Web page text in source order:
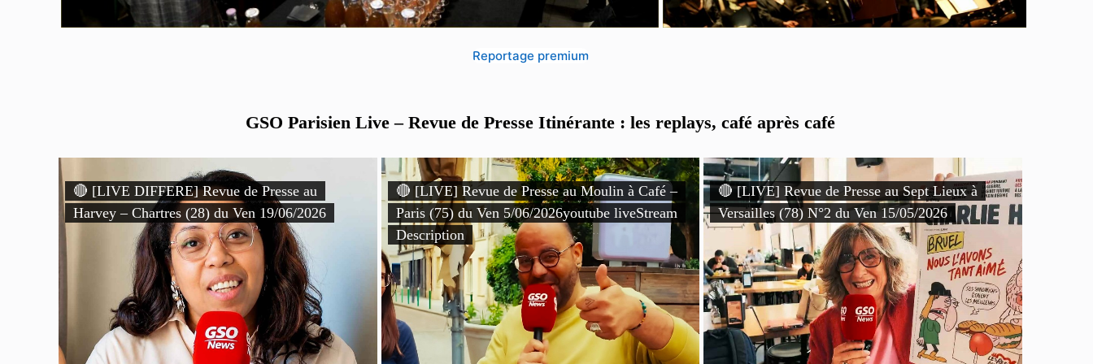
Reportage premium
GSO Parisien Live – Revue de Presse Itinérante : les replays, café après café
🔴 [LIVE DIFFERE] Revue de Presse au
Harvey – Chartres (28) du Ven 19/06/2026
🔴 [LIVE] Revue de Presse au Moulin à Café –
Paris (75) du Ven 5/06/2026youtube liveStream
Description
🔴 [LIVE] Revue de Presse au Sept Lieux à
Versailles (78) N°2 du Ven 15/05/2026